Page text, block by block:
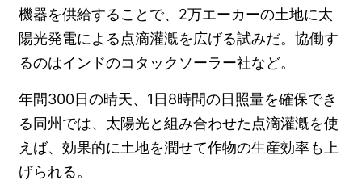
機器を供給することで、2万エーカーの土地に太
陽光発電による点滴灌漑を広げる試みだ。協働す
るのはインドのコタックソーラー社など。
年間300日の晴天、1日8時間の日照量を確保でき
る同州では、太陽光と組み合わせた点滴灌漑を使
えば、効果的に土地を潤せて作物の生産効率も上
げられる。